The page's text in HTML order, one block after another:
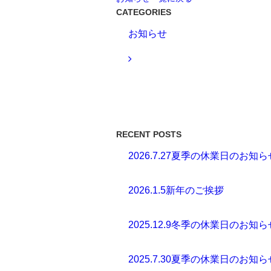
CATEGORIES
お知らせ
RECENT POSTS
2026.7.27夏季の休業日のお知ら
2026.1.5新年のご挨拶
2025.12.9冬季の休業日のお知ら
2025.7.30夏季の休業日のお知ら